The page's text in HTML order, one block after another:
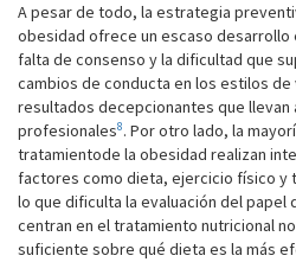
A pesar de todo, la estrategia
obesidad ofrece un escaso desarrollo
falta de consenso y la dificultad que
cambios de conducta en los estilos de
resultados decepcionantes que llevan
profesionales8. Por otro lado, la
tratamientode la obesidad realizan
factores como dieta, ejercicio físico y
lo que dificulta la evaluación del papel
centran en el tratamiento nutricional
suficiente sobre qué dieta es la más